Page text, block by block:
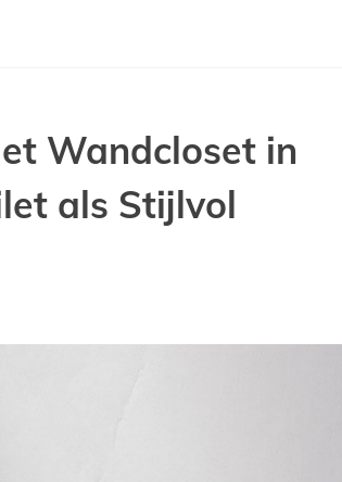
Wandcloset in
als Stijlvol